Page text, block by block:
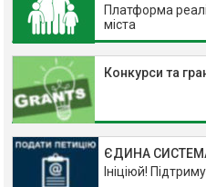
Платформа
міста
Конкурси та
ЄДИНА
Ініціюй!